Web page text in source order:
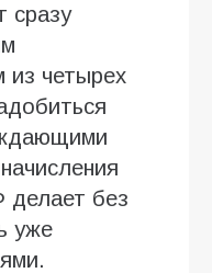
сразу
из четырех
без
уже